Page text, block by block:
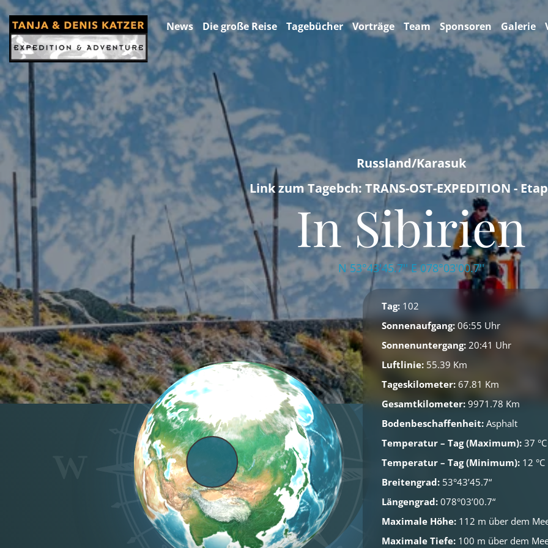
News Die große Reise Tagebücher Vorträge Team Sponsoren Galerie
Russland/Karasuk
Link zum Tagebch: TRANS-OST-EXPEDITION -
In Sibirien
N 53°43'45.7'' E 078°03'00.7''
Tag: 102
Sonnenaufgang: 06:55 Uhr
Sonnenuntergang: 20:41 Uhr
Luftlinie: 55.39 Km
Tageskilometer: 67.81 Km
Gesamtkilometer: 9971.78 Km
Bodenbeschaffenheit: Asphalt
Temperatur – Tag (Maximum): 37 °C
Temperatur – Tag (Minimum): 12 °C
Breitengrad: 53°43’45.7“
Längengrad: 078°03’00.7“
Maximale Höhe: 112 m über dem
Maximale Tiefe: 100 m über dem